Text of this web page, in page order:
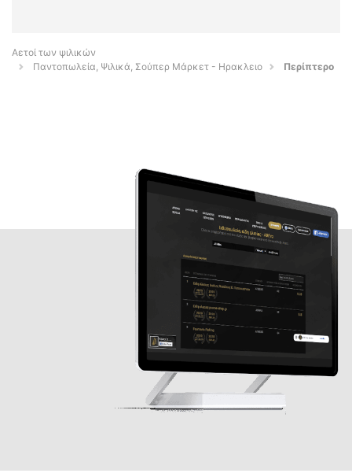
Αετοί των ψιλικών
Παντοπωλεία, Ψιλικά, Σούπερ Μάρκετ - Ηρακλειο
Περίπτερο